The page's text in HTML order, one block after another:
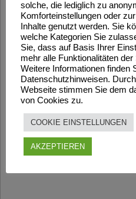
solche, die lediglich zu
Komforteinstellungen oder
Inhalte genutzt werden. Sie
welche Kategorien Sie
Sie, dass auf Basis Ihrer
mehr alle Funktionalitäten
Weitere Informationen finden
Datenschutzhinweisen.
Webseite stimmen Sie dem
von Cookies zu.
COOKIE EINSTELLUNGEN
AKZEPTIEREN